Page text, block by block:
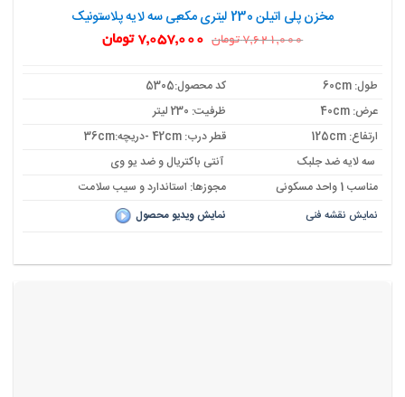
مخزن پلی اتیلن 230 لیتری مکعبی سه لایه پلاستونیک
7,621,000 تومان قیمت
اصلی:
بود.
7,057,000 تومانقیمت
طول: 60cm
کد محصول:5305
عرض: 40cm
ظرفیت: 230 لیتر
ارتفاع: 125cm
قطر درب: 42cm -دریچه:36cm
سه لایه ضد جلبک
آنتی باکتریال و ضد یو وی
مناسب 1 واحد مسکونی
مجوزها: استاندارد و سیب سلامت
نمایش نقشه فنی نمایش ویدیو محصول